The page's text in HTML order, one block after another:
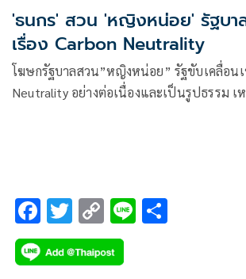
'ธนกร' สวน 'หญิงหน่อย' รัฐบา
เรื่อง Carbon Neutrality
โฆษกรัฐบาลสวน”หญิงหน่อย” รัฐขับเคลื่อนเ
Neutrality อย่างต่อเนื่องและเป็นรูปธรรม เ
F
ac
e
T
wi
tt
C
o
p
Li